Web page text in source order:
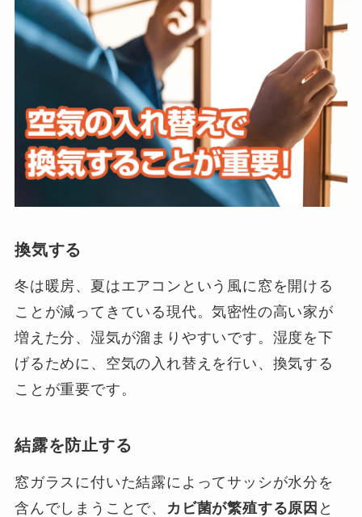
換気する
冬は暖房、夏はエアコンという風に窓を開ける
ことが減ってきている現代。気密性の高い家が
増えた分、湿気が溜まりやすいです。湿度を下
げるために、空気の入れ替えを行い、換気する
ことが重要です。
結露を防止する
窓ガラスに付いた結露によってサッシが水分を
含んでしまうことで、
カビ菌が繁殖する原因 と